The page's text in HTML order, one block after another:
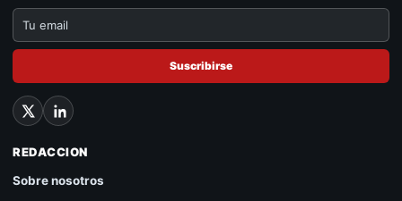
Suscribirse
REDACCION
Sobre nosotros